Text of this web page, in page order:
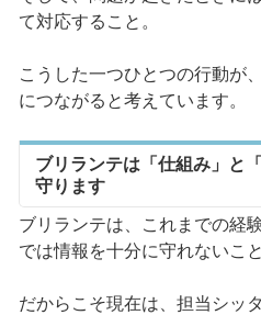
て対応すること。
こうした一つひとつの行動が
につながると考えています。
ブリランテは「仕組み」と
守ります
ブリランテは、これまでの経
では情報を十分に守れないこ
だからこそ現在は、担当シッ